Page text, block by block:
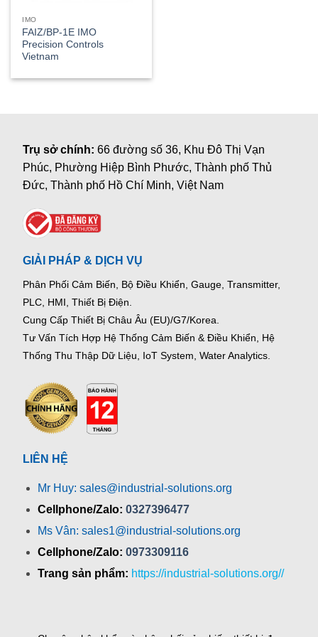
IMO
FAIZ/BP-1E IMO
Precision Controls
Vietnam
Trụ sở chính:66 đường số 36, Khu Đô Thị Vạn
Phúc, Phường Hiệp Bình Phước, Thành phố Thủ
Đức, Thành phố Hồ Chí Minh, Việt Nam
GIẢI PHÁP & DỊCH VỤ
Phân Phối Cảm Biến, Bộ Điều Khiển, Gauge, Transmitter,
PLC, HMI, Thiết Bị Điện.
Cung Cấp Thiết Bị Châu Âu (EU)/G7/Korea.
Tư Vấn Tích Hợp Hệ Thống Cảm Biến & Điều Khiển, Hệ
Thống Thu Thập Dữ Liệu, IoT System, Water Analytics.
LIÊN HỆ
Mr Huy: sales@industrial-solutions.org
Cellphone/Zalo: 0327396477
Ms Vân: sales1@industrial-solutions.org
Cellphone/Zalo: 0973309116
Trang sản phẩm: https://industrial-solutions.org//